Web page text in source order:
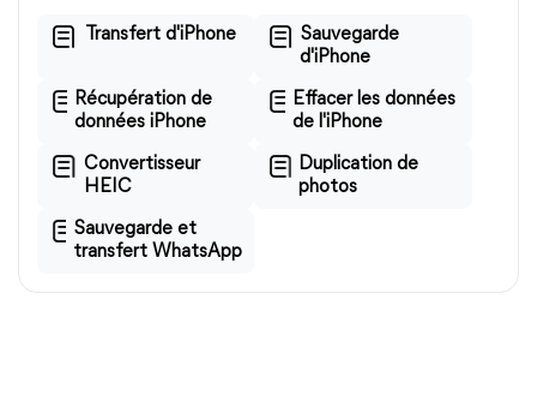
Transfert d'iPhone
Sauvegarde
d'iPhone
Récupération de
données iPhone
Effacer les données
de l'iPhone
Convertisseur
HEIC
Duplication de
photos
Sauvegarde et
transfert WhatsApp